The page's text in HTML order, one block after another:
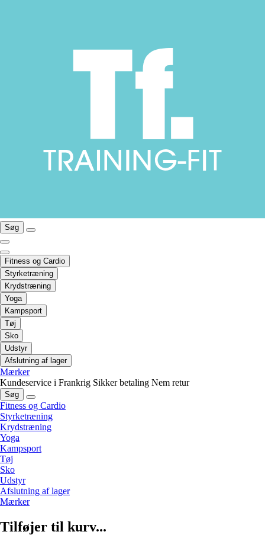
Søg
Fitness og Cardio
Styrketræning
Krydstræning
Yoga
Kampsport
Tøj
Sko
Udstyr
Afslutning af lager
Mærker
Kundeservice i Frankrig Sikker betaling Nem retur
Søg
Fitness og Cardio
Styrketræning
Krydstræning
Yoga
Kampsport
Tøj
Sko
Udstyr
Afslutning af lager
Mærker
Tilføjer til kurv...